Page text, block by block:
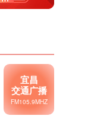
宜昌
交通广播
FM105.9MHZ